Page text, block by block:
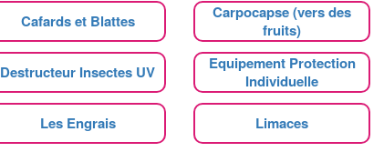
Cafards et Blattes
Carpocapse (vers des
fruits)
Destructeur Insectes UV
Equipement Protection
Individuelle
Les Engrais Limaces